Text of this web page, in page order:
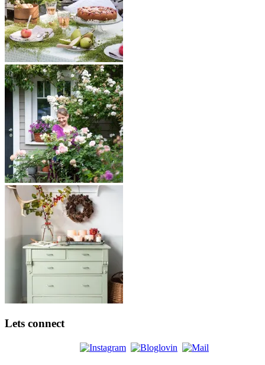
Lets connect